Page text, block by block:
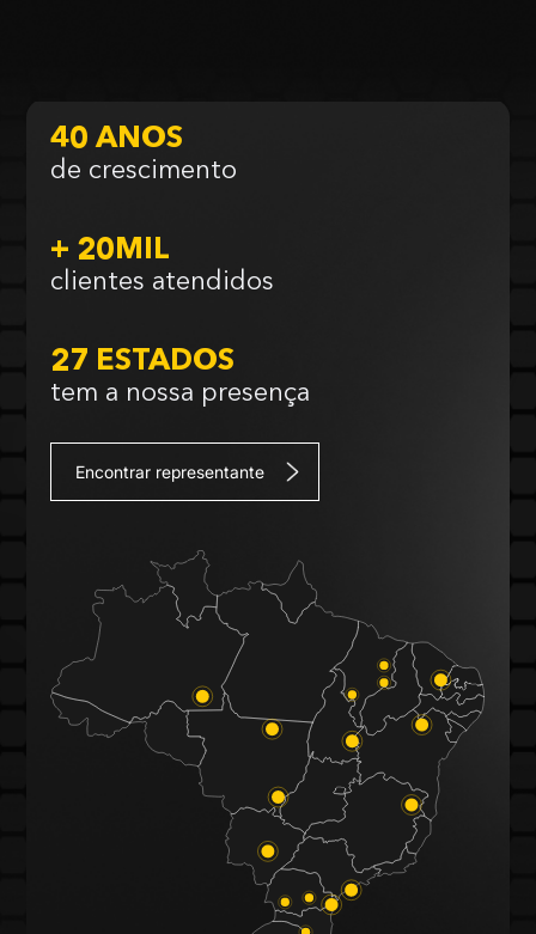
40 ANOS
de crescimento
+ 20MIL
clientes atendidos
27 ESTADOS
tem a nossa presença
Encontrar representante